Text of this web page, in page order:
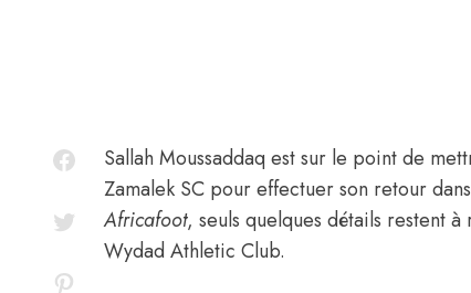
Sallah Moussaddaq est sur le point de
Zamalek SC pour effectuer son retour
Africafoot, seuls quelques détails restent
Wydad Athletic Club.